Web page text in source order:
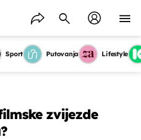
Sport Putovanja Lifestyle
zvijezde